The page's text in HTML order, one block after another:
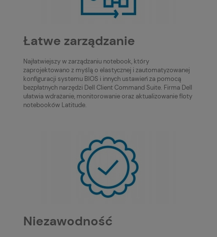
Łatwe zarządzanie
Najłatwiejszy w zarządzaniu notebook, który
zaprojektowano z myślą o elastycznej i zautomatyzowanej
konfiguracji systemu BIOS i innych ustawień za pomocą
bezpłatnych narzędzi Dell Client Command Suite. Firma Dell
ułatwia wdrażanie, monitorowanie oraz aktualizowanie floty
notebooków Latitude.
Niezawodność